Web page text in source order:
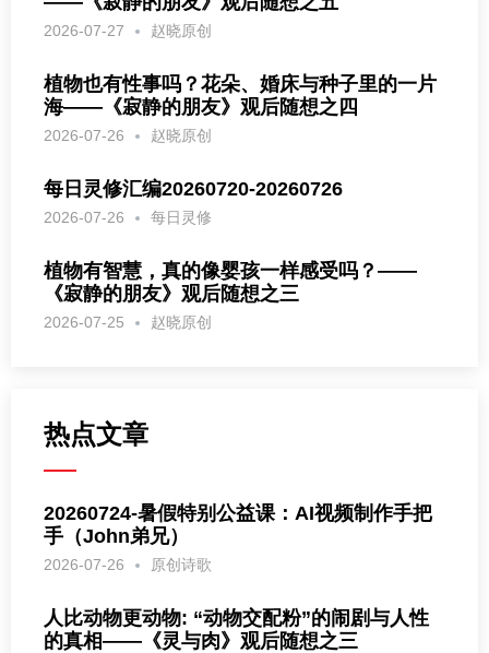
2026-07-27 赵晓原创
植物也有性事吗？花朵、婚床与种子里的一片
海——《寂静的朋友》观后随想之四
2026-07-26 赵晓原创
每日灵修汇编20260720-20260726
2026-07-26 每日灵修
植物有智慧，真的像婴孩一样感受吗？——
《寂静的朋友》观后随想之三
2026-07-25 赵晓原创
热点文章
20260724-暑假特别公益课：AI视频制作手把
手（John弟兄）
2026-07-26 原创诗歌
人比动物更动物: “动物交配粉”的闹剧与人性
的真相——《灵与肉》观后随想之三